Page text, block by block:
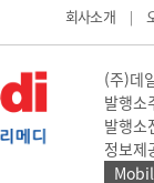
회사소개 |
(주)데
발행
발행
정보